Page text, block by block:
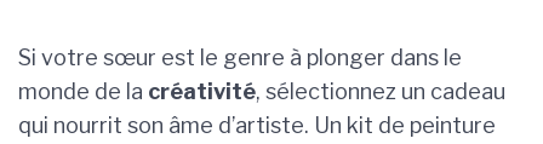
Si votre sœur est le genre à plonger dans le
monde de la créativité, sélectionnez un cadeau
qui nourrit son âme d’artiste. Un kit de peinture